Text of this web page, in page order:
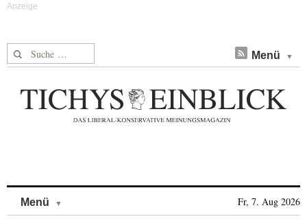
Suche nach: Menü
Menü Fr, 7. Aug 2026